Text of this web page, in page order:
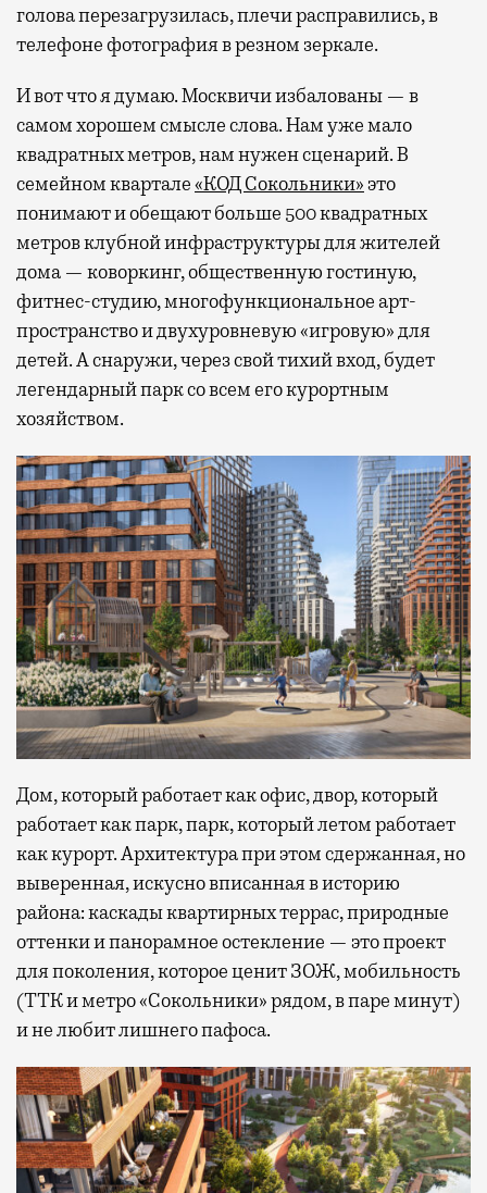
голова перезагрузилась, плечи расправились, в
телефоне фотография в резном зеркале.
И вот что я думаю. Москвичи избалованы — в
самом хорошем смысле слова. Нам уже мало
квадратных метров, нам нужен сценарий. В
семейном квартале«КОД Сокольники»это
понимают и обещают больше 500 квадратных
метров клубной инфраструктуры для жителей
дома — коворкинг, общественную гостиную,
фитнес-студию, многофункциональное арт-
пространство и двухуровневую «игровую» для
детей. А снаружи, через свой тихий вход, будет
легендарный парк со всем его курортным
хозяйством.
Дом, который работает как офис, двор, который
работает как парк, парк, который летом работает
как курорт. Архитектура при этом сдержанная, но
выверенная, искусно вписанная в историю
района: каскады квартирных террас, природные
оттенки и панорамное остекление — это проект
для поколения, которое ценит ЗОЖ, мобильность
(ТТК и метро «Сокольники» рядом, в паре минут)
и не любит лишнего пафоса.